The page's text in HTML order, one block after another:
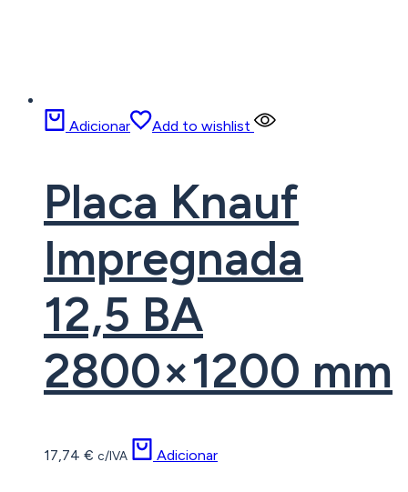
Adicionar Add to wishlist
Placa Knauf
Impregnada
12,5 BA
2800×1200 mm
17,74 € c/IVA Adicionar